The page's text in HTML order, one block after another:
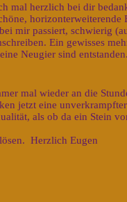
mal herzlich bei dir
horizonterweiterende
mir passiert, schwierig
Ein gewisses
Neugier sind
mal wieder an die
jetzt eine
als ob da ein Stein
Herzlich Eugen